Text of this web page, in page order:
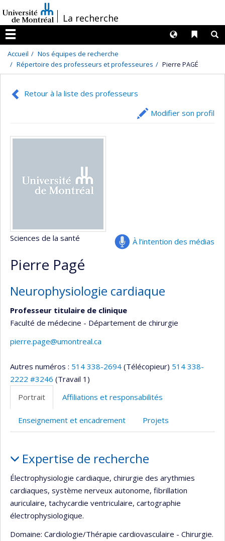
au
contenu
/La recherche
Menu
Liens
Langues
Accueil
Nos équipes de recherche
Répertoire des professeurs et professeures
Pierre PAGÉ
Retour à la liste des professeurs
Modifier son profil
À l’intention des médias
Sciences de la santé
Pierre Pagé
Neurophysiologie cardiaque
Professeur titulaire de clinique
Faculté de médecine - Département de chirurgie
pierre.page@umontreal.ca
Autres numéros : 514 338-2694 (Télécopieur) 514 338-
2222 #3246 (Travail 1)
Portrait
Affiliations et responsabilités
Enseignement et encadrement Projets
Expertise de recherche
Électrophysiologie cardiaque, chirurgie des arythmies
cardiaques, système nerveux autonome, fibrillation
auriculaire, tachycardie ventriculaire, cartographie
électrophysiologique.
Domaine: Cardiologie/Thérapie cardiovasculaire - Chirurgie.